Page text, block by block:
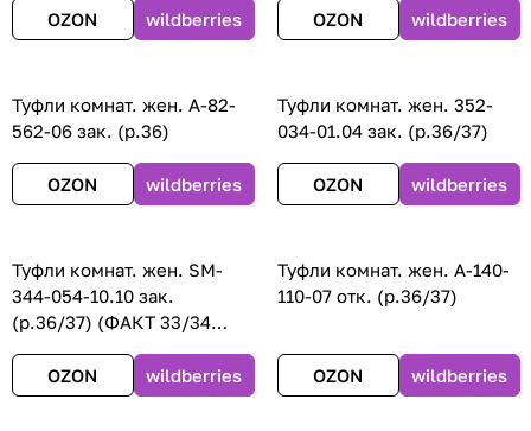
OZON wildberries OZON wildberries
Туфли комнат. жен. А-82-
562-06 зак. (р.36)
OZON wildberries
Туфли комнат. жен. 352-
034-01.04 зак. (р.36/37)
OZON wildberries
Туфли комнат. жен. SM-
344-054-10.10 зак.
(р.36/37) (ФАКТ 33/34
OZON
wildberries
Туфли комнат. жен. А-140-
110-07 отк. (р.36/37)
OZON wildberries